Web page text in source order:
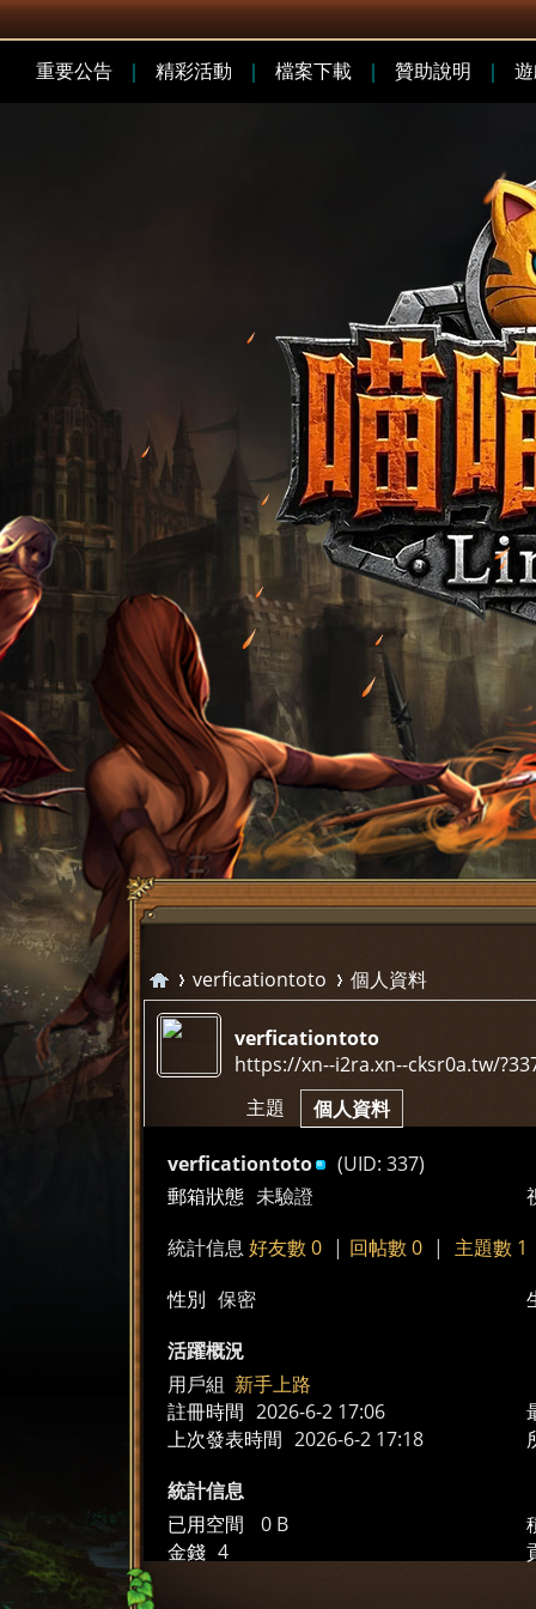
煞
a
›
verficationtoto 個人資料
verficationtoto
https://xn--i2ra.xn--cksr0a.tw/
主題
個人資料
verficationtoto
(UID: 337)
郵箱狀態 未驗證
統計信息 好友數 0 | 回帖數 0 |
主題數 1
性別 保密
活躍概況
用戶組 新手上路
註冊時間 2026-6-2 17:06
上次發表時間 2026-6-2 17:18
統計信息
已用空間
0 B
金錢 4